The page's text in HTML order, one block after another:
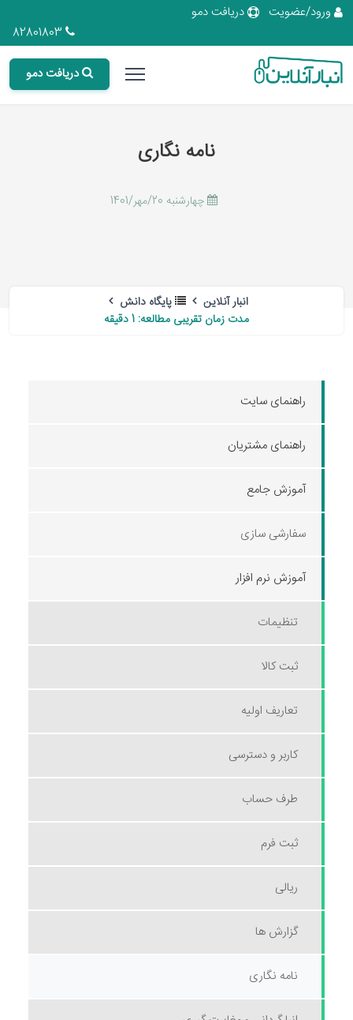
ورود/عضویت
دریافت دمو
دریافت دمو
نامه نگاری
چهارشنبه 20/مهر/1401
انبار آنلاین
پایگاه دانش
مدت زمان تقریبی مطالعه: 1 دقیقه
راهنمای سایت
راهنمای مشتریان
آموزش جامع
سفارشی سازی
آموزش نرم افزار
تنظیمات
ثبت کالا
تعاریف اولیه
کاربر و دسترسی
طرف حساب
ثبت فرم
ریالی
گزارش ها
نامه نگاری